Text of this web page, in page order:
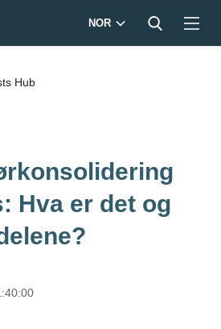
NOR
Hub
Hva er det og